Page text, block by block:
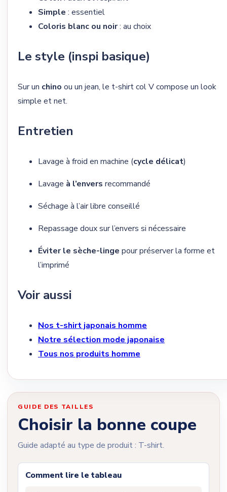
Simple : essentiel
Coloris blanc ou noir: au choix
Le style (inspi basique)
Sur un chino ou un jean, le t-shirt col V compose un look
simple et net.
Entretien
Lavage à froid en machine (cycle délicat)
Lavage à l’envers recommandé
Séchage à l’air libre conseillé
Repassage doux sur l’envers si nécessaire
Éviter le sèche-linge pour préserver la forme et
l’imprimé
Voir aussi
Nos t-shirt japonais homme
Notre sélection mode japonaise
Tous nos produits homme
GUIDE DES TAILLES
Choisir la bonne coupe
Guide adapté au type de produit : T-shirt.
Comment lire le tableau